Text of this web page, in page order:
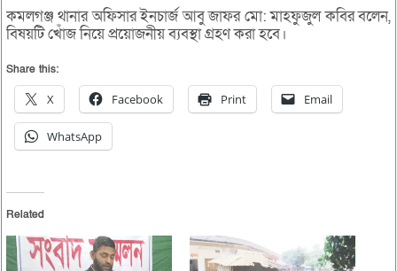
কমলগঞ্জ থানার অফিসার ইনচার্জ আবু জাফর মো: মাহফুজুল কবির বলেন,
বিষয়টি খোঁজ নিয়ে প্রয়োজনীয় ব্যবস্থা গ্রহণ করা হবে।
Share this:
X Facebook Print Email
WhatsApp
Related